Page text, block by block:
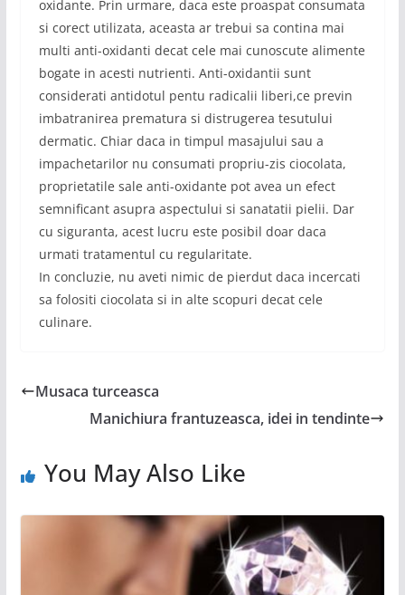
oxidante. Prin urmare, daca este proaspat consumata
si corect utilizata, aceasta ar trebui sa contina mai
multi anti-oxidanti decat cele mai cunoscute alimente
bogate in acesti nutrienti. Anti-oxidantii sunt
considerati antidotul pentu radicalii liberi,ce previn
imbatranirea prematura si distrugerea tesutului
dermatic. Chiar daca in timpul masajului sau a
impachetarilor nu consumati propriu-zis ciocolata,
proprietatile sale anti-oxidante pot avea un efect
semnificant asupra aspectului si sanatatii pielii. Dar
cu siguranta, acest lucru este posibil doar daca
urmati tratamentul cu regularitate.
In concluzie, nu aveti nimic de pierdut daca incercati
sa folositi ciocolata si in alte scopuri decat cele
culinare.
Musaca turceasca
Manichiura frantuzeasca, idei in tendinte
You May Also Like